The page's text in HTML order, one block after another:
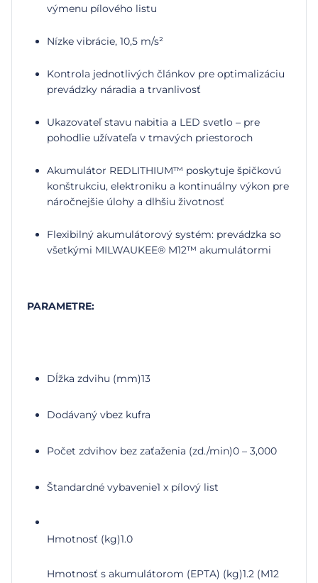
výmenu pílového listu
Nízke vibrácie, 10,5 m/s²
Kontrola jednotlivých článkov pre optimalizáciu
prevádzky náradia a trvanlivosť
Ukazovateľ stavu nabitia a LED svetlo – pre
pohodlie užívateľa v tmavých priestoroch
Akumulátor REDLITHIUM™ poskytuje špičkovú
konštrukciu, elektroniku a kontinuálny výkon pre
náročnejšie úlohy a dlhšiu životnosť
Flexibilný akumulátorový systém: prevádzka so
všetkými MILWAUKEE® M12™ akumulátormi
PARAMETRE:
Dĺžka zdvihu (mm)13
Dodávaný vbez kufra
Počet zdvihov bez zaťaženia (zd./min)0 – 3,000
Štandardné vybavenie1 x pílový list
Hmotnosť (kg)1.0
Hmotnosť s akumulátorom (EPTA) (kg)1.2 (M12